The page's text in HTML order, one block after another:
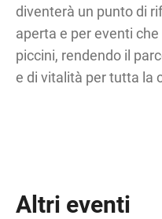
diventerà un punto di
aperta e per eventi
piccini, rendendo il
e di vitalità per tutta la
Altri eventi